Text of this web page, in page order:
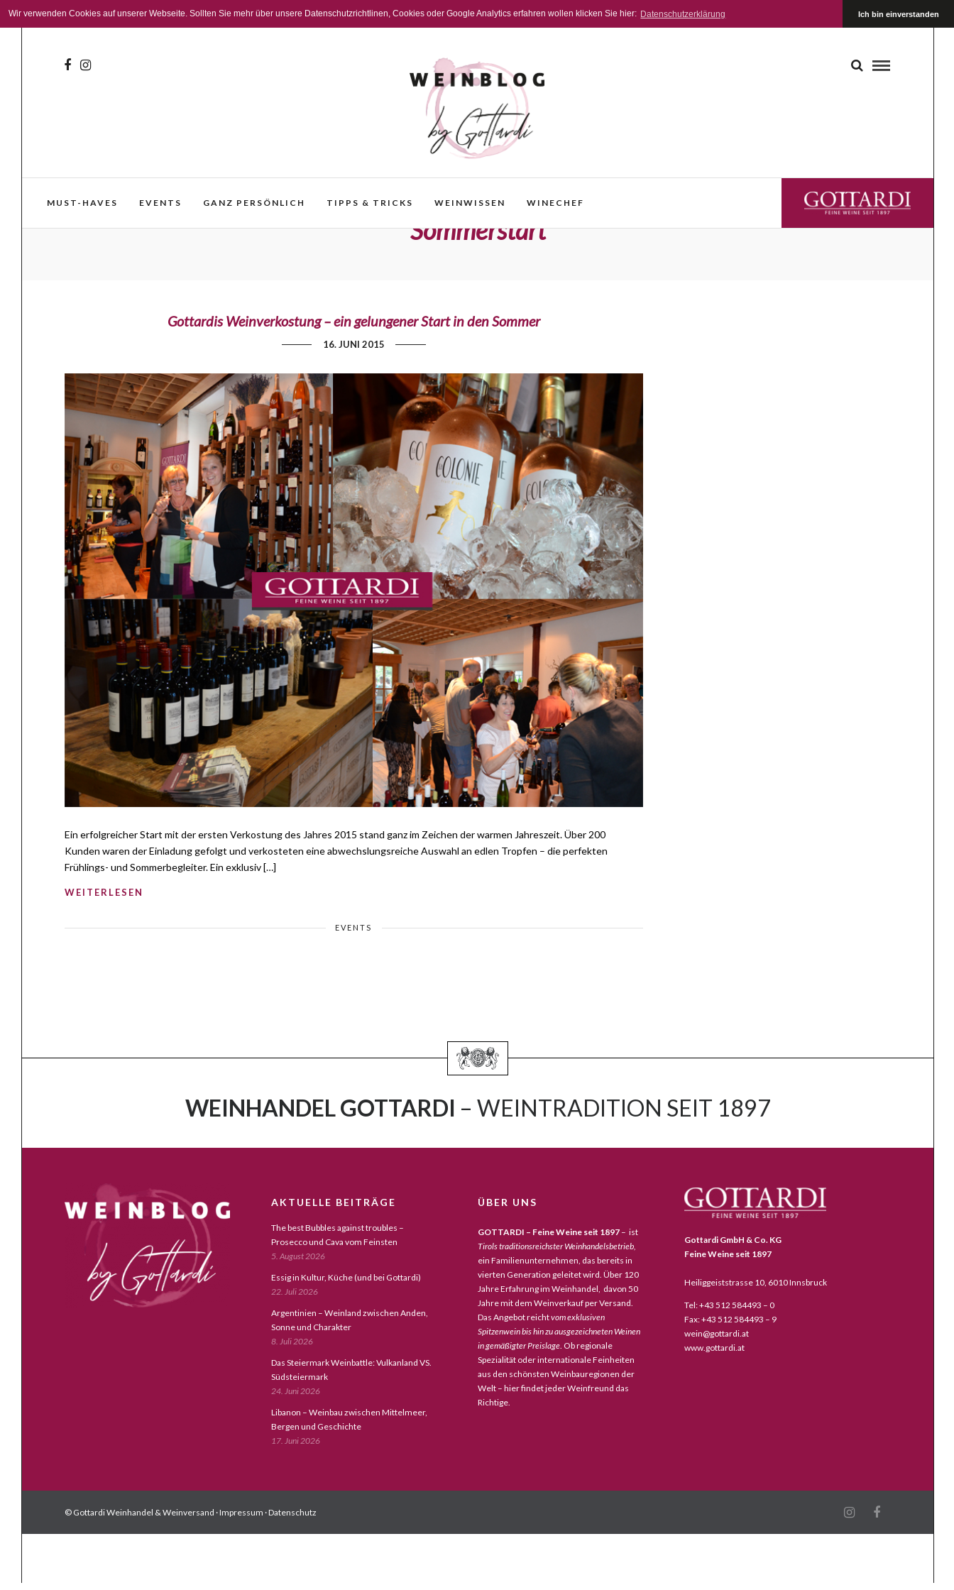
Wir verwenden Cookies auf unserer Webseite. Sollten Sie mehr über unsere Datenschutzrichtlinen, Cookies oder Google Analytics erfahren wollen klicken Sie hier: Datenschutzerklärung Ich bin einverstanden
MUST-HAVES EVENTS GANZ PERSÖNLICH TIPPS & TRICKS WEINWISSEN WINECHEF GOTTARDI FEINE WEINE
Sommerstart
Gottardis Weinverkostung – ein gelungener Start in den Sommer
16. JUNI 2015
Ein erfolgreicher Start mit der ersten Verkostung des Jahres 2015 stand ganz im Zeichen der warmen Jahreszeit. Über 200
Kunden waren der Einladung gefolgt und verkosteten eine abwechslungsreiche Auswahl an edlen Tropfen – die perfekten
Frühlings- und Sommerbegleiter. Ein exklusiv […]
WEITERLESEN
EVENTS
WEINHANDEL GOTTARDI – WEINTRADITION SEIT 1897
AKTUELLE BEITRÄGE
The best Bubbles against troubles –
Prosecco und Cava vom Feinsten
5. August 2026
Essig in Kultur, Küche (und bei Gottardi)
22. Juli 2026
Argentinien – Weinland zwischen Anden,
Sonne und Charakter
8. Juli 2026
Das Steiermark Weinbattle: Vulkanland VS.
Südsteiermark
24. Juni 2026
Libanon – Weinbau zwischen Mittelmeer,
Bergen und Geschichte
17. Juni 2026
ÜBER UNS
GOTTARDI – Feine Weine seit 1897– ist
Tirols traditionsreichster Weinhandelsbetrieb,
ein Familienunternehmen, das bereits in
vierten Generation geleitet wird. Über 120
Jahre Erfahrung im Weinhandel, davon 50
Jahre mit dem Weinverkauf per Versand.
Das Angebot reichtvom exklusiven
Spitzenwein bis hin zu ausgezeichneten Weinen
in gemäßigter Preislage. Ob regionale
Spezialität oder internationale Feinheiten
aus den schönsten Weinbauregionen der
Welt – hier findet jeder Weinfreund das
Richtige.
Gottardi GmbH & Co. KG
Feine Weine seit 1897
Heiliggeiststrasse 10, 6010 Innsbruck
Tel: +43 512 584493 – 0
Fax: +43 512 584493 – 9
wein@gottardi.at
www.gottardi.at
© Gottardi Weinhandel & Weinversand ·Impressum ·Datenschutz